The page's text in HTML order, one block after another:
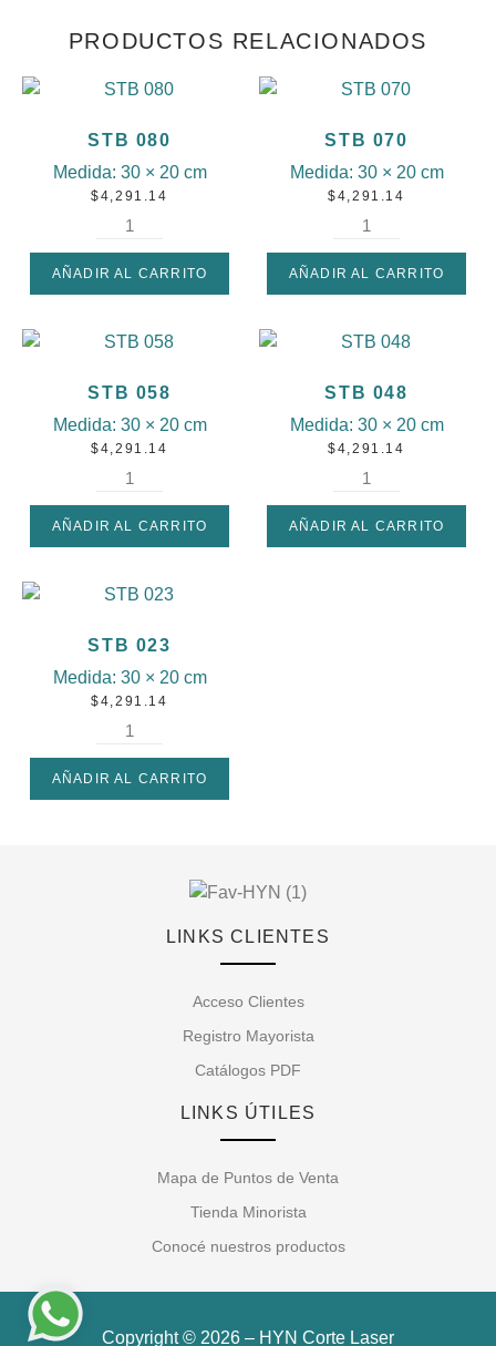
PRODUCTOS RELACIONADOS
STB 080
Medida: 30 × 20 cm
$4,291.14
AÑADIR AL CARRITO
STB 070
Medida: 30 × 20 cm
$4,291.14
AÑADIR AL CARRITO
STB 058
Medida: 30 × 20 cm
$4,291.14
AÑADIR AL CARRITO
STB 048
Medida: 30 × 20 cm
$4,291.14
AÑADIR AL CARRITO
STB 023
Medida: 30 × 20 cm
$4,291.14
AÑADIR AL CARRITO
LINKS CLIENTES
Acceso Clientes
Registro Mayorista
Catálogos PDF
LINKS ÚTILES
Mapa de Puntos de Venta
Tienda Minorista
Conocé nuestros productos
Copyright © 2026 – HYN Corte Laser